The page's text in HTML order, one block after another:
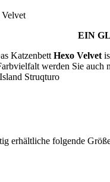
EIN
Katzenbett Hexo Velvet
werden Sie
erhältliche folgende